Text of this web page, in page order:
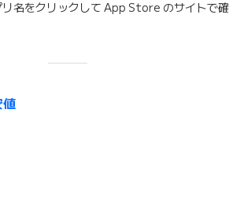
リ名をクリックして App Store のサイトで確
値